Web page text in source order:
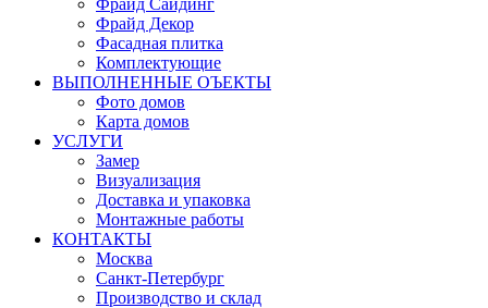
Фрайд Сайдинг
Фрайд Декор
Фасадная плитка
Комплектующие
ВЫПОЛНЕННЫЕ ОЪЕКТЫ
Фото домов
Карта домов
УСЛУГИ
Замер
Визуализация
Доставка и упаковка
Монтажные работы
КОНТАКТЫ
Москва
Санкт-Петербург
Производство и склад